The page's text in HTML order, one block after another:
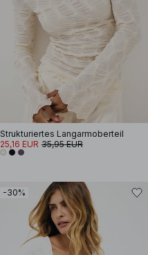
Strukturiertes Langarmoberteil
25,16 EUR 35,95 EUR
-30%